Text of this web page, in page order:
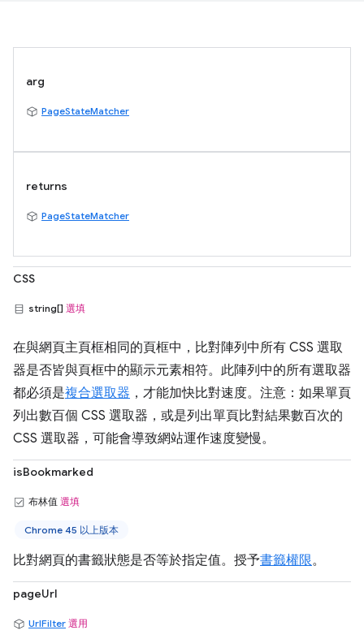
arg
PageStateMatcher
returns
PageStateMatcher
CSS
string[] 選填
在與網頁主頁框相同的頁框中，比對陣列中所有 CSS 選取
器是否皆與頁框中的顯示元素相符。此陣列中的所有選取器
都必須是複合選取器 ，才能加快比對速度。注意：如果單頁
列出數百個 CSS 選取器，或是列出單頁比對結果數百次的
CSS 選取器，可能會導致網站運作速度變慢。
isBookmarked
布林值 選填
Chrome 45 以上版本
比對網頁的書籤狀態是否等於指定值。授予書籤權限。
pageUrl
UrlFilter 選用